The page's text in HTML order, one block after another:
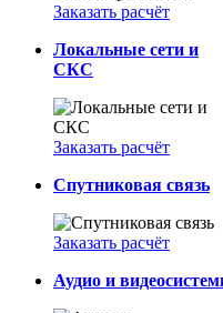
Заказать расчёт
Локальные сети и
СКС
Заказать расчёт
Спутниковая связь
Заказать расчёт
Аудио и